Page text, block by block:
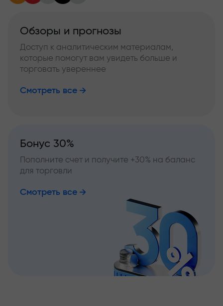
Обзоры и прогнозы
Доступ к аналитическим материалам,
которые помогут вам увидеть больше и
торговать увереннее
Смотреть все
Бонус 30%
Пополните счет и получите +30% на баланс
для торговли
Смотреть все